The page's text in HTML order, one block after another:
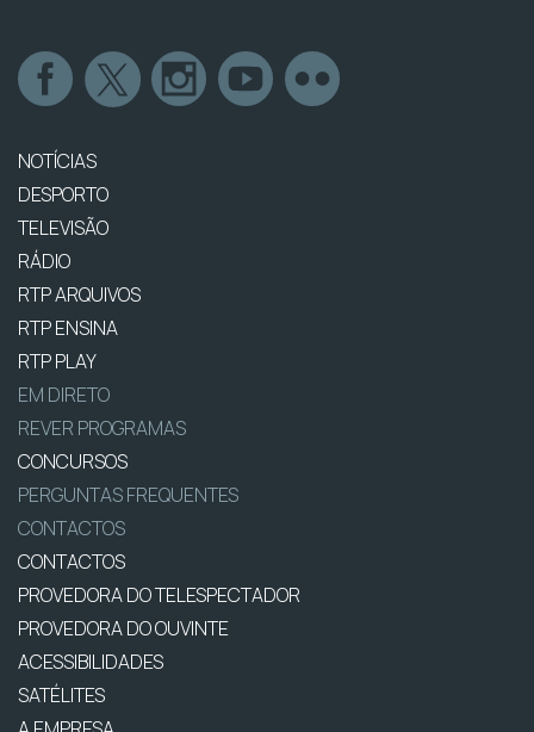
NOTÍCIAS
DESPORTO
TELEVISÃO
RÁDIO
RTP ARQUIVOS
RTP ENSINA
RTP PLAY
EM DIRETO
REVER PROGRAMAS
CONCURSOS
PERGUNTAS FREQUENTES
CONTACTOS
CONTACTOS
PROVEDORA DO TELESPECTADOR
PROVEDORA DO OUVINTE
ACESSIBILIDADES
SATÉLITES